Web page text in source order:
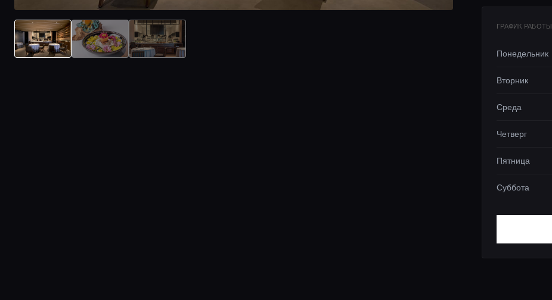
ГРАФИК РАБОТЫ
Понедельник
Вторник
Среда
Четверг
Пятница
Суббота